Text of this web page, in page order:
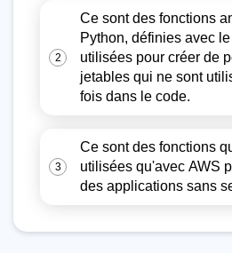
2
Ce sont des fonctions
Python, définies avec
utilisées pour créer de
jetables qui ne sont
fois dans le code.
3
Ce sont des fonctions
utilisées qu'avec AWS
des applications sans